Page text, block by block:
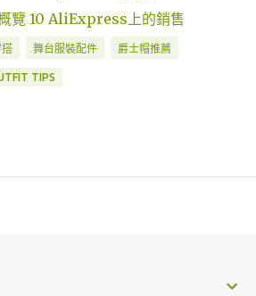
覽 10 AliExpress上的銷售
搭 舞台服裝配件 爵士帽推薦
TIPS